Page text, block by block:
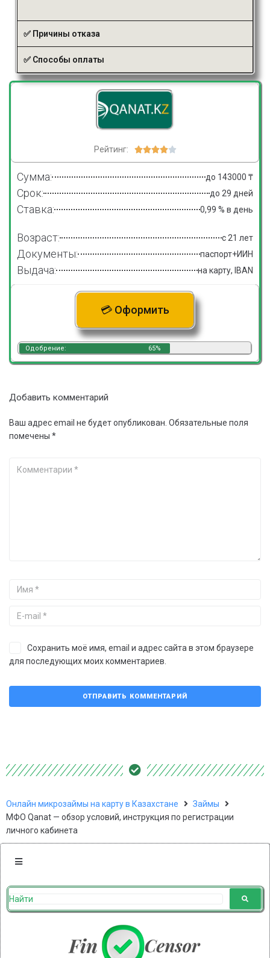
✅ Причины отказа
✅ Способы оплаты
Рейтинг: 
Сумма: до 143000 ₸
Срок: до 29 дней
Ставка: 0,99 % в день
Возраст: с 21 лет
Документы: паспорт+ИИН
Выдача: на карту, IBAN
💳 Оформить
Одобрение: 65%
Добавить комментарий
Ваш адрес email не будет опубликован. Обязательные поля
помечены *
Сохранить моё имя, email и адрес сайта в этом браузере
для последующих моих комментариев.
Онлайн микрозаймы на карту в Казахстане
Займы
МФО Qanat — обзор условий, инструкция по регистрации
личного кабинета